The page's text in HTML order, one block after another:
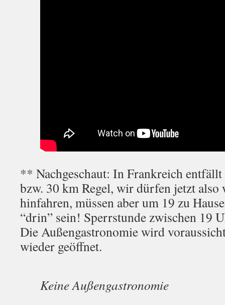
** Nachgeschaut: In Frankreich
bzw. 30 km Regel, wir dürfen jetzt also
hinfahren, müssen aber um 19 zu
“drin” sein! Sperrstunde zwischen 19
Die Außengastronomie wird
wieder geöffnet.
Keine Außengastronomie